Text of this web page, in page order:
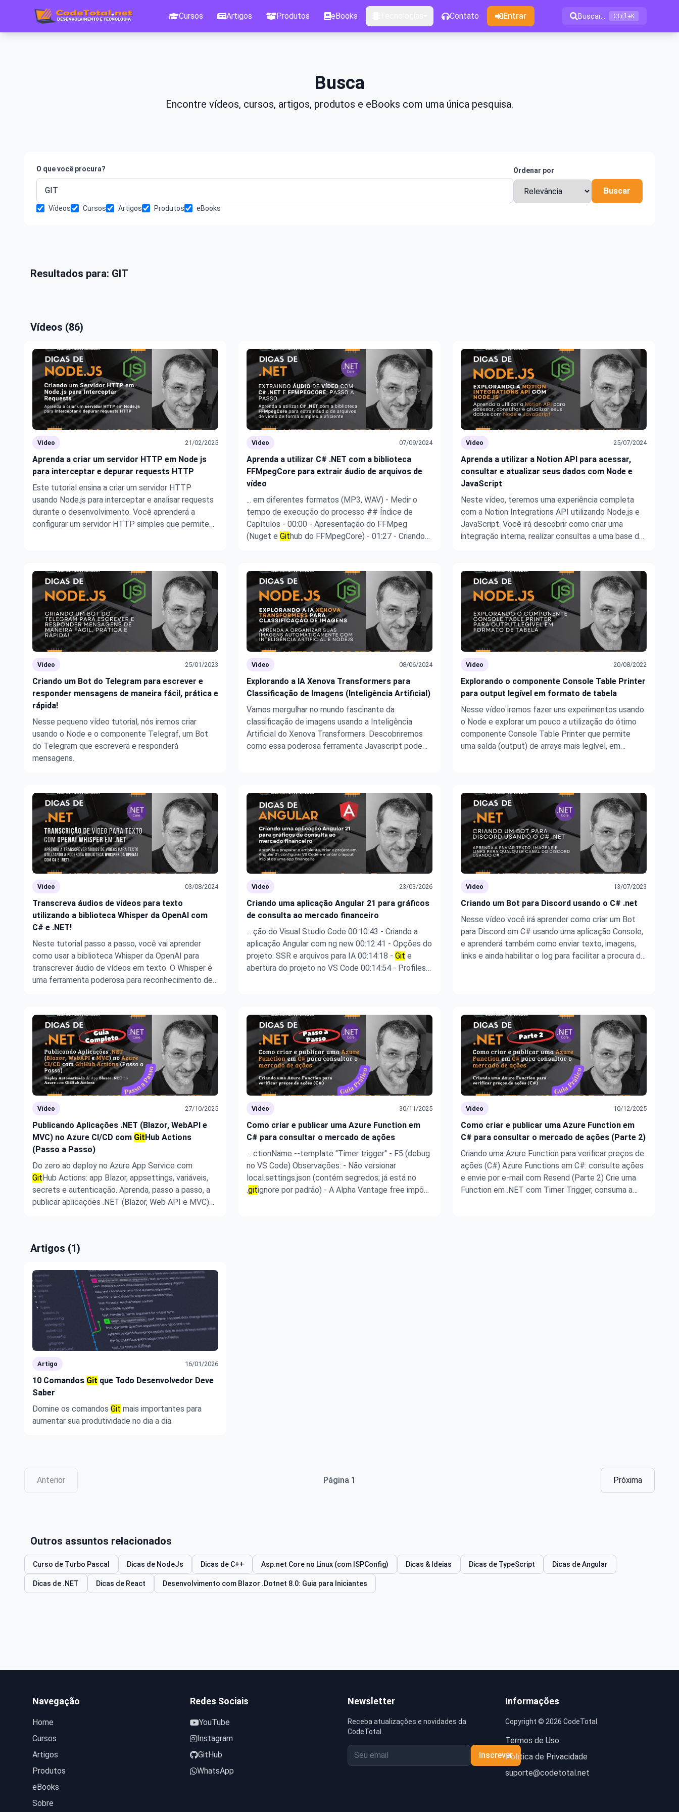
Cursos Artigos Produtos eBooks Contato Entrar Buscar... Ctrl+K
Busca
Encontre vídeos, cursos, artigos, produtos e eBooks com uma única pesquisa.
O que você procura? Ordenar por
Buscar
Vídeos Cursos Artigos Produtos eBooks
Resultados para: GIT
Vídeos (86)
Vídeo 21/02/2025
Aprenda a criar um servidor HTTP em Node js
para interceptar e depurar requests HTTP
Este tutorial ensina a criar um servidor HTTP
usando Node.js para interceptar e analisar requests
durante o desenvolvimento. Você aprenderá a
configurar um servidor HTTP simples que permite
Vídeo 07/09/2024
Aprenda a utilizar C# .NET com a biblioteca
FFMpegCore para extrair áudio de arquivos de
vídeo
... em diferentes formatos (MP3, WAV) - Medir o
tempo de execução do processo ## Índice de
Capítulos - 00:00 - Apresentação do FFMpeg
(Nuget e Github do FFMpegCore) - 01:27 - Criando
Estrutura do Projeto .NET - 05:35 - Ins ...
Vídeo 25/07/2024
Aprenda a utilizar a Notion API para acessar,
consultar e atualizar seus dados com Node e
JavaScript
Neste vídeo, teremos uma experiência completa
com a Notion Integrations API utilizando Node.js e
JavaScript. Você irá descobrir como criar uma
integração interna, realizar consultas a uma base de
os principais conceitos ...
Vídeo 25/01/2023
Criando um Bot do Telegram para escrever e
responder mensagens de maneira fácil, prática e
rápida!
Nesse pequeno vídeo tutorial, nós iremos criar
usando o Node e o componente Telegraf, um Bot
do Telegram que escreverá e responderá
mensagens.
Vídeo 08/06/2024
Explorando a IA Xenova Transformers para
Classificação de Imagens (Inteligência Artificial)
Vamos mergulhar no mundo fascinante da
classificação de imagens usando a Inteligência
Artificial do Xenova Transformers. Descobriremos
como essa poderosa ferramenta Javascript pode
Vídeo 20/08/2022
Explorando o componente Console Table Printer
para output legível em formato de tabela
Nesse vídeo iremos fazer uns experimentos usando
o Node e explorar um pouco a utilização do ótimo
componente Console Table Printer que permite
uma saída (output) de arrays mais legível, em
Vídeo 03/08/2024
Transcreva áudios de vídeos para texto
utilizando a biblioteca Whisper da OpenAI com
C# e .NET!
Neste tutorial passo a passo, você vai aprender
como usar a biblioteca Whisper da OpenAI para
transcrever áudio de vídeos em texto. O Whisper é
uma ferramenta poderosa para reconhecimento de
.NET, extrair áudio de um vídeo e r ...
Vídeo 23/03/2026
Criando uma aplicação Angular 21 para gráficos
de consulta ao mercado financeiro
... ção do Visual Studio Code 00:10:43 - Criando a
aplicação Angular com ng new 00:12:41 - Opções do
projeto: SSR e arquivos para IA 00:14:18 - Git e
abertura do projeto no VS Code 00:14:54 - Profiles e
Vídeo 13/07/2023
Criando um Bot para Discord usando o C# .net
Nesse vídeo você irá aprender como criar um Bot
para Discord em C# usando uma aplicação Console,
e aprenderá também como enviar texto, imagens,
links e ainda habilitar o log para facilitar a procura de
Vídeo 27/10/2025
Publicando Aplicações .NET (Blazor, WebAPI e
MVC) no Azure CI/CD com GitHub Actions
(Passo a Passo)
Do zero ao deploy no Azure App Service com
GitHub Actions: app Blazor, appsettings, variáveis,
secrets e autenticação. Aprenda, passo a passo, a
publicar aplicações .NET (Blazor, Web API e MVC)
Vídeo 30/11/2025
Como criar e publicar uma Azure Function em
C# para consultar o mercado de ações
... ctionName --template "Timer trigger" - F5 (debug
no VS Code) Observações: - Não versionar
local.settings.json (contém segredos; já está no
.gitignore por padrão) - A Alpha Vantage free impõe
Vídeo 10/12/2025
Como criar e publicar uma Azure Function em
C# para consultar o mercado de ações (Parte 2)
Criando uma Azure Function para verificar preços de
ações (C#) Azure Functions em C#: consulte ações
e envie por e-mail com Resend (Parte 2) Crie uma
Function em .NET com Timer Trigger, consuma a
Artigos (1)
Artigo 16/01/2026
10 Comandos Git que Todo Desenvolvedor Deve
Saber
Domine os comandos Git mais importantes para
aumentar sua produtividade no dia a dia.
Anterior Página 1 Próxima
Outros assuntos relacionados
Curso de Turbo Pascal Dicas de NodeJs Dicas de C++ Asp.net Core no Linux (com ISPConfig) Dicas & Ideias Dicas de TypeScript Dicas de Angular
Dicas de .NET Dicas de React Desenvolvimento com Blazor .Dotnet 8.0: Guia para Iniciantes
Navegação
Home
Cursos
Artigos
Produtos
eBooks
Sobre
Redes Sociais
YouTube
Instagram
GitHub
WhatsApp
Newsletter
Receba atualizações e novidades da
CodeTotal.
Inscrever
Informações
Copyright © 2026 CodeTotal
Termos de Uso
Política de Privacidade
suporte@codetotal.net